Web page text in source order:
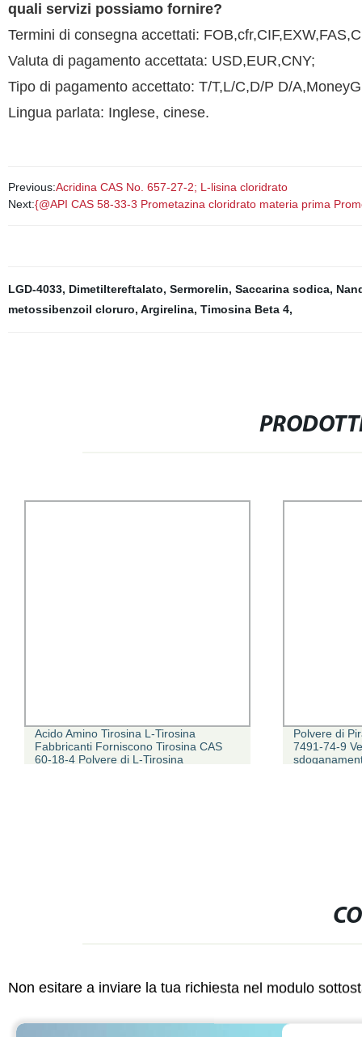
quali servizi possiamo fornire?
Termini di consegna accettati:
Valuta di pagamento accettata: USD,EUR,CNY;
Tipo di pagamento accettato: T/T,L/C,D/P D/
Lingua parlata: Inglese, cinese.
Previous:Acridina CAS No. 657-27-2; L-lisina cloridrato
Next:{@API CAS 58-33-3 Prometazina cloridrato materia prima
LGD-4033, Dimetiltereftalato, Sermorelin, Saccarina sodica,
metossibenzoil cloruro, Argirelina, Timosina Beta 4,
Acido Amino Tirosina L-Tirosina
Fabbricanti Forniscono Tirosina CAS
60-18-4 Polvere di L-Tirosina
Polvere di
7491-74-9
Non esitare a inviare la tua richiesta nel modulo